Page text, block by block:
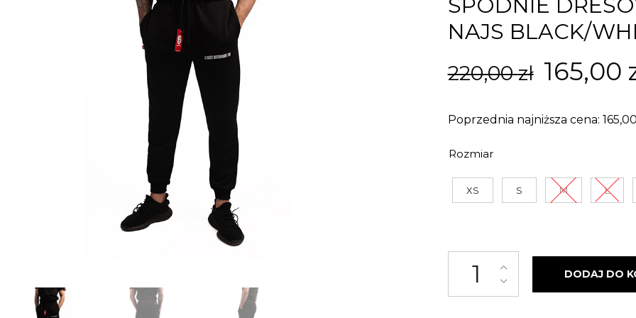
SPODNIE
NAJS BLACK/
220,00zł
cena
220,00
165,00
Poprzednia najniższa cena: 165,00
Rozmiar
XS S M L
ilość SPODNIE DRESOWE
DODAJ DO